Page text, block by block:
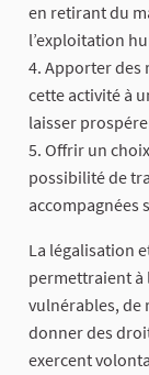
en retirant du
l’exploitation
4. Apporter des
cette activité à
laisser
5. Offrir un
possibilité de
accompagnées
La légalisation
permettraient à
vulnérables, de
donner des
exercent